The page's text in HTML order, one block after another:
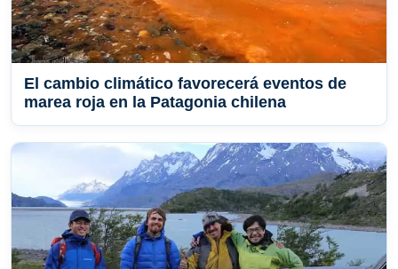
El cambio climático favorecerá eventos de
marea roja en la Patagonia chilena